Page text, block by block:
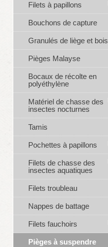
Filets à papillons
Bouchons de capture
Granulés de liège et bois
Pièges Malayse
Bocaux de récolte en
polyéthylène
Matériel de chasse des
insectes nocturnes
Tamis
Pochettes à papillons
Filets de chasse des
insectes aquatiques
Filets troubleau
Nappes de battage
Filets fauchoirs
Pièges à suspendre